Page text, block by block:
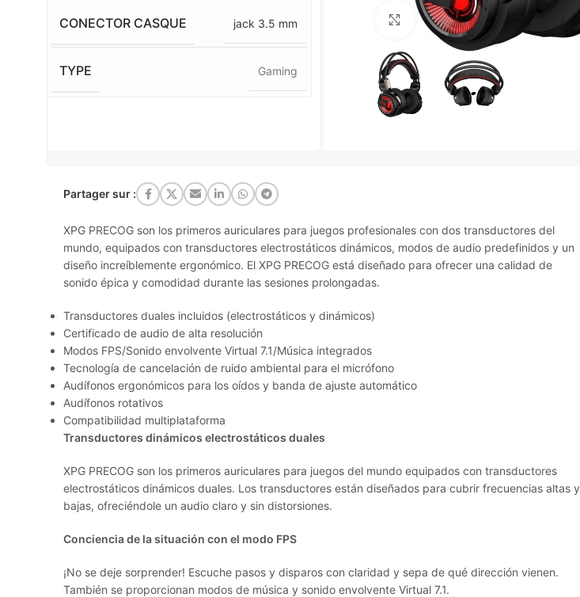
CONECTOR CASQUE jack 3.5 mm
TYPE Gaming
Agrandir
Partager sur :
XPG PRECOG son los primeros auriculares para juegos profesionales con dos transductores del
mundo, equipados con transductores electrostáticos dinámicos, modos de audio predefinidos y un
diseño increíblemente ergonómico. El XPG PRECOG está diseñado para ofrecer una calidad de
sonido épica y comodidad durante las sesiones prolongadas.
Transductores duales incluidos (electrostáticos y dinámicos)
Certificado de audio de alta resolución
Modos FPS/Sonido envolvente Virtual 7.1/Música integrados
Tecnología de cancelación de ruido ambiental para el micrófono
Audífonos ergonómicos para los oídos y banda de ajuste automático
Audífonos rotativos
Compatibilidad multiplataforma
Transductores dinámicos electrostáticos duales
XPG PRECOG son los primeros auriculares para juegos del mundo equipados con transductores
electrostáticos dinámicos duales. Los transductores están diseñados para cubrir frecuencias altas y
bajas, ofreciéndole un audio claro y sin distorsiones.
Conciencia de la situación con el modo FPS
¡No se deje sorprender! Escuche pasos y disparos con claridad y sepa de qué dirección vienen.
También se proporcionan modos de música y sonido envolvente Virtual 7.1.